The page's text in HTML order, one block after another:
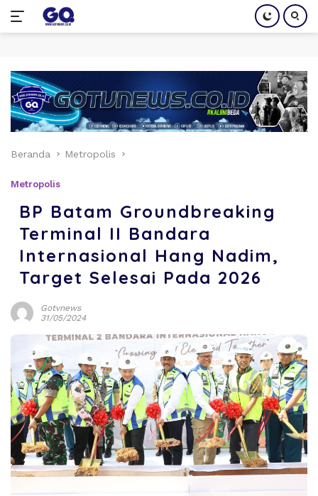
konten
Beranda Metropolis
Metropolis
BP Batam Groundbreaking
Terminal II Bandara
Internasional Hang Nadim,
Target Selesai Pada 2026
Gotvnews
31/05/2024